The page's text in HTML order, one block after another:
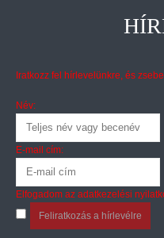
Iratkozz fel hírlevelünkre, és
Név:
E-mail cím:
Elfogadom az adatkezelési
Feliratkozás a hírlevélre